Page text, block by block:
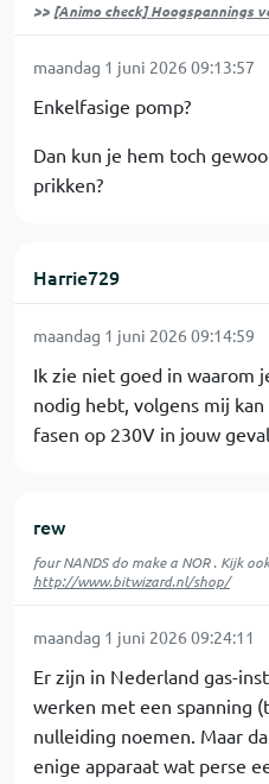
>> [Animo check] Hoogspannings
maandag 1 juni 2026 09:13:57
Enkelfasige pomp?
Dan kun je hem toch
prikken?
Harrie729
maandag 1 juni 2026 09:14:59
Ik zie niet goed in waarom
nodig hebt, volgens mij
fasen op 230V in jouw
rew
four NANDS do make a NOR . Kijk
http://www.bitwizard.nl/shop/
maandag 1 juni 2026 09:24:11
Er zijn in Nederland gas-
werken met een spanning
nulleiding noemen. Maar
enige apparaat wat perse